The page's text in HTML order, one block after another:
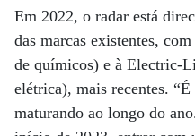
Em 2022, o radar está
das marcas existentes,
de químicos) e à Electric-
elétrica), mais recentes.
maturando ao longo do